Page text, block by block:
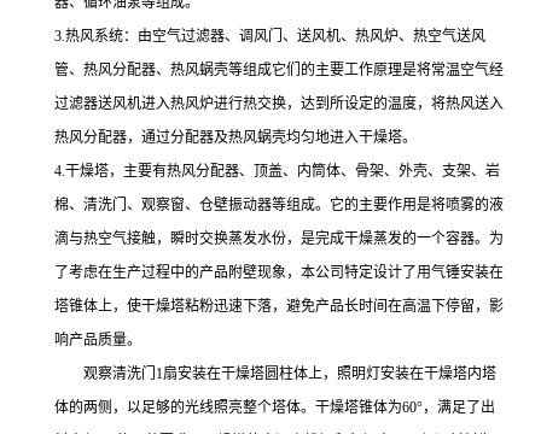
3.热风系统：由空气过滤器、调风门、送风机、热风炉、热空气送风
管、热风分配器、热风蜗壳等组成它们的主要工作原理是将常温空气经
过滤器送风机进入热风炉进行热交换，达到所设定的温度，将热风送入
热风分配器，通过分配器及热风蜗壳均匀地进入干燥塔。
4.干燥塔，主要有热风分配器、顶盖、内筒体、骨架、外壳、支架、岩
棉、清洗门、观察窗、仓壁振动器等组成。它的主要作用是将喷雾的液
滴与热空气接触，瞬时交换蒸发水份，是完成干燥蒸发的一个容器。为
了考虑在生产过程中的产品附壁现象，本公司特定设计了用气锤安装在
塔锥体上，使干燥塔粘粉迅速下落，避免产品长时间在高温下停留，影
响产品质量。
观察清洗门1扇安装在干燥塔圆柱体上，照明灯安装在干燥塔内塔
体的两侧，以足够的光线照亮整个塔体。干燥塔锥体为60°，满足了出